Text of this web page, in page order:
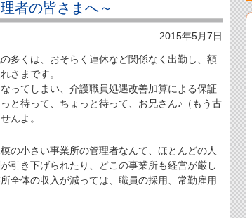
者の皆さまへ～
2015年5月7日
多くは、おそらく連休など関係なく出勤し、額
さまです。
ってしまい、介護職員処遇改善加算による保証
と待って、ちょっと待って、お兄さん♪（もう古
んよ。
の小さい事業所の管理者なんて、ほとんどの人
引き下げられたり、どこの事業所も経営が厳し
全体の収入が減っては、職員の採用、常勤雇用